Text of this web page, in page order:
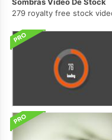
279 royalty free stock